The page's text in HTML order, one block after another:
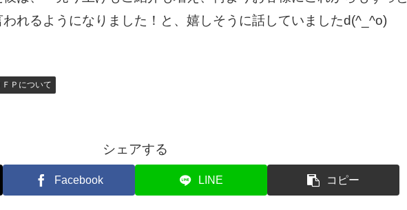
れるようになりました！と、嬉しそうに話していましたd(^_^o)
ＦＰについて
シェアする
Facebook LINE コピー